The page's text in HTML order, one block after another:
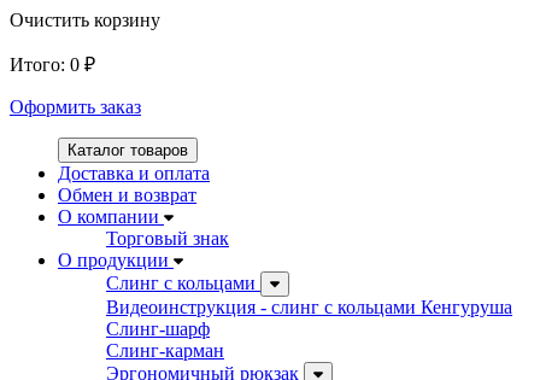
Очистить корзину
Итого: 0 ₽
Оформить заказ
Каталог товаров
Доставка и оплата
Обмен и возврат
О компании
Торговый знак
О продукции
Слинг с кольцами
Видеоинструкция - слинг с кольцами Кенгуруша
Слинг-шарф
Слинг-карман
Эргономичный рюкзак